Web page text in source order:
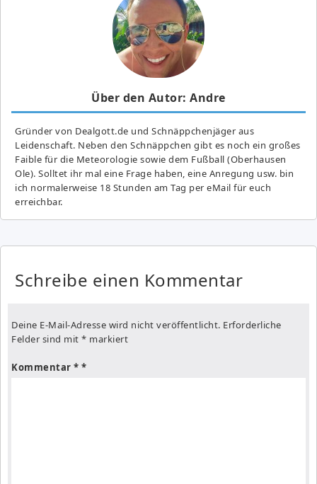
Über den Autor: Andre
Gründer von Dealgott.de und Schnäppchenjäger aus
Leidenschaft. Neben den Schnäppchen gibt es noch ein großes
Fai­ble für die Meteorologie sowie dem Fußball (Oberhausen
Ole). Solltet ihr mal eine Frage haben, eine Anregung usw. bin
ich normalerweise 18 Stunden am Tag per eMail für euch
erreichbar.
Schreibe einen Kommentar
Deine E-Mail-Adresse wird nicht veröffentlicht. Erforderliche
Felder sind mit * markiert
Kommentar *